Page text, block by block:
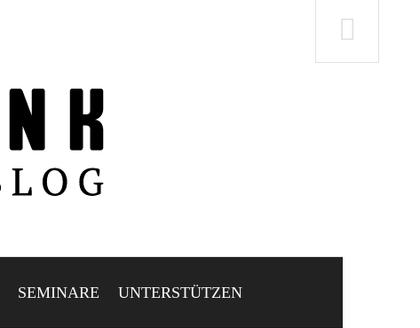
SEMINARE UNTERSTÜTZEN